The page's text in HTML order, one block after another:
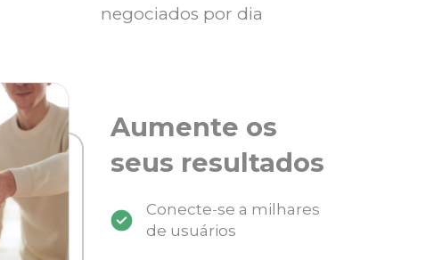
negociados por dia
Aumente os
seus resultados
Conecte-se a milhares
de usuários